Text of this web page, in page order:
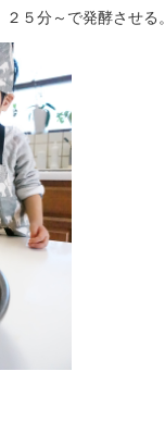
２５分～で発酵させる。